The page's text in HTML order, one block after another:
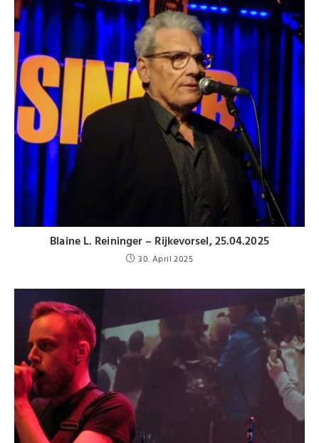
Blaine L. Reininger – Rijkevorsel, 25.04.2025
30. April 2025